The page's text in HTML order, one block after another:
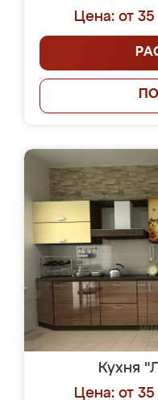
Цена: от
Кухня
Цена: от